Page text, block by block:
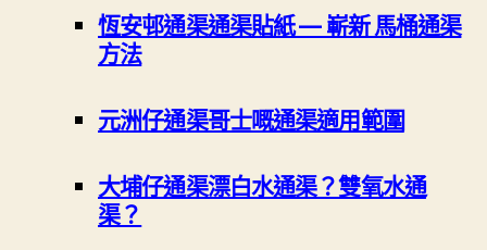
恆安邨通渠通渠貼紙 — 嶄新 馬桶通渠
方法
元洲仔通渠哥士嘅通渠適用範圍
大埔仔通渠漂白水通渠？雙氧水通
渠？